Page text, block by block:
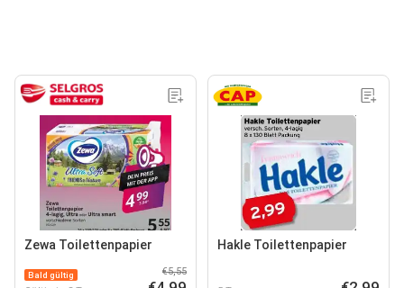
Zewa Toilettenpapier
Bald gültig €5,55
Hakle Toilettenpapier